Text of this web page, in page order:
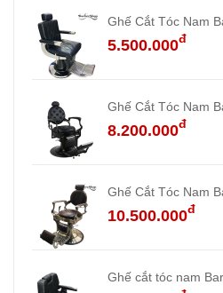
Ghế Cắt Tóc Nam
5.500.000đ
Ghế Cắt Tóc Nam
8.200.000đ
Ghế Cắt Tóc Nam
10.500.000đ
Ghế cắt tóc nam